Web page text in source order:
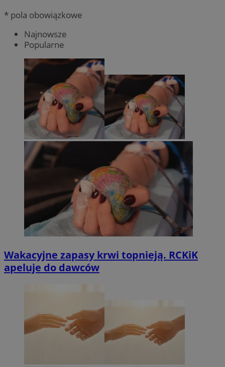
* pola obowiązkowe
Najnowsze
Popularne
Wakacyjne zapasy krwi topnieją. RCKiK
apeluje do dawców